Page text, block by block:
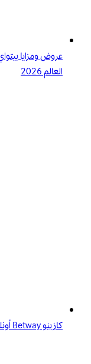
العالم 2026
كازينو Betway أونلاين: وجهتك الأولى لتجربة ألعاب متميزة في الإمارات